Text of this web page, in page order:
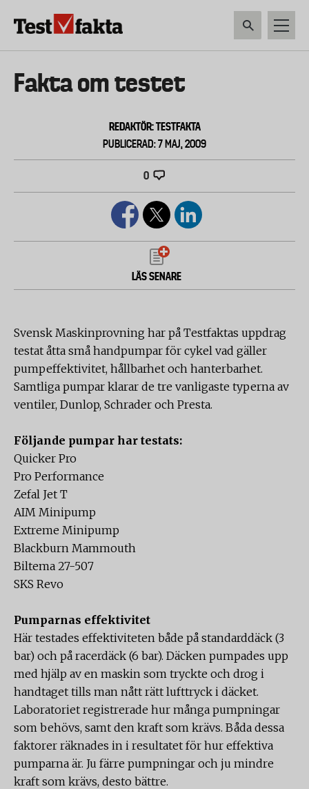
Huvudmeny
ny
Fakta om testet
REDAKTÖR: TESTFAKTA
PUBLICERAD: 7 MAJ, 2009
0
LÄS SENARE
Svensk Maskinprovning har på Testfaktas uppdrag
testat åtta små handpumpar för cykel vad gäller
pumpeffektivitet, hållbarhet och hanterbarhet.
Samtliga pumpar klarar de tre vanligaste typerna av
ventiler, Dunlop, Schrader och Presta.
Följande pumpar har testats:
Quicker Pro
Pro Performance
Zefal Jet T
AIM Minipump
Extreme Minipump
Blackburn Mammouth
Biltema 27-507
SKS Revo
Pumparnas effektivitet
Här testades effektiviteten både på standarddäck (3
bar) och på racerdäck (6 bar). Däcken pumpades upp
med hjälp av en maskin som tryckte och drog i
handtaget tills man nått rätt lufttryck i däcket.
Laboratoriet registrerade hur många pumpningar
som behövs, samt den kraft som krävs. Båda dessa
faktorer räknades in i resultatet för hur effektiva
pumparna är. Ju färre pumpningar och ju mindre
kraft som krävs, desto bättre.